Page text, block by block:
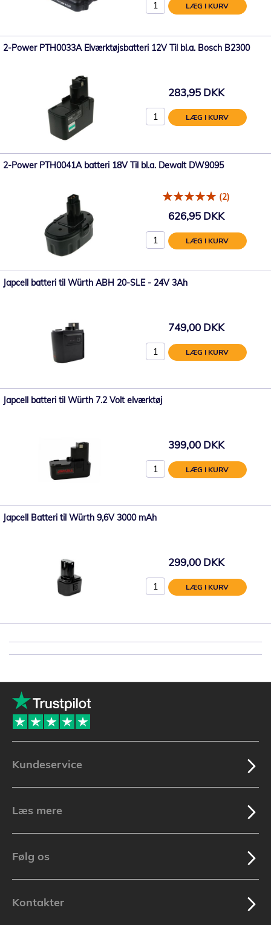
LÆG I KURV
2-Power PTH0033A Elværktøjsbatteri 12V Til bl.a. Bosch B2300
283,95 DKK
LÆG I KURV
2-Power PTH0041A batteri 18V Til bl.a. Dewalt DW9095
(2)
626,95 DKK
LÆG I KURV
Japcell batteri til Würth ABH 20-SLE - 24V 3Ah
749,00 DKK
LÆG I KURV
Japcell batteri til Würth 7.2 Volt elværktøj
399,00 DKK
LÆG I KURV
Japcell Batteri til Würth 9,6V 3000 mAh
299,00 DKK
LÆG I KURV
Kundeservice
Læs mere
Følg os
Kontakter